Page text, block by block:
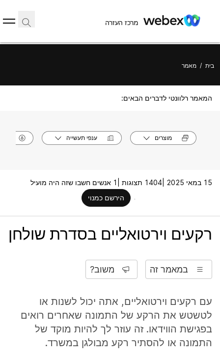
מרכז העזרה
בית / מאמר
המאמר רלוונטי לדברים הבאים:
מוצרים ענפי תעשייה
15 במאי 2025 | 1404 תצוגות |
1 אנשים חשבו שזה היה מועיל
הירשם כמנוי
רקעים וירטואליים בסדרת שולחן
במאמר זה משוב?
עם רקעים וירטואליים, אתה יכול לשנות או
לטשטש את הרקע של התמונה שאחרים רואים
בפגישת הווידאו. זה עוזר לך להיות מוקד של
התמונה או להסתיר רקע מבולגן במשרד.